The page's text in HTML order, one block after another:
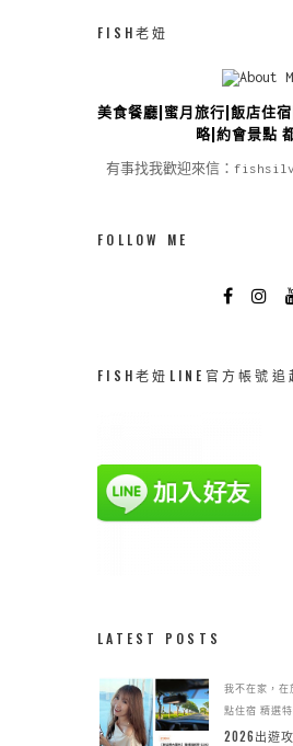
FISH老妞
美食餐廳|蜜月旅行|飯店住宿
略|約會景點
有事找我歡迎來信：
FOLLOW ME
FISH老妞LINE官方帳號追
LATEST POSTS
我不在家，在
點住宿 精選
2026出遊攻